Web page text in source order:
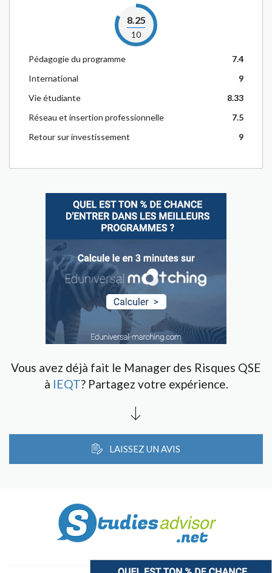
8.25
10
Pédagogie du programme
7.4
International
9
Vie étudiante
8.33
Réseau et insertion professionnelle
7.5
Retour sur investissement
9
Vous avez déjà fait le Manager des Risques QSE
à IEQT? Partagez votre expérience.
LAISSEZ UN AVIS